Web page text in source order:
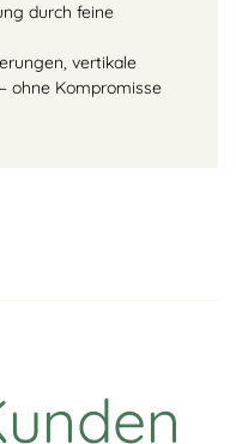
durch feine
vertikale
ohne Kompromisse